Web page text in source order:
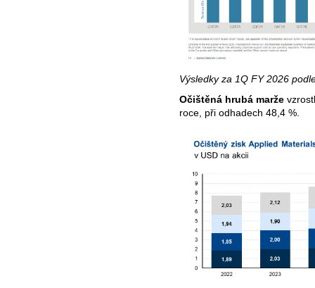
Výsledky za 1Q FY 2026
Očištěná hrubá marže
roce, při odhadech 48,4 %.